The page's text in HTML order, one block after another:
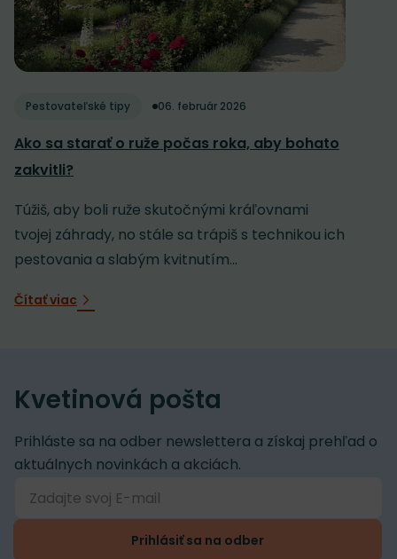
Pestovateľské tipy 06. február 2026
Ako sa starať o ruže počas roka, aby bohato
zakvitli?
Túžiš, aby boli ruže skutočnými kráľovnami
tvojej záhrady, no stále sa trápiš s technikou ich
pestovania a slabým kvitnutím...
Čítať viac
Kvetinová pošta
Prihláste sa na odber newslettera a získaj prehľad o
aktuálnych novinkách a akciách.
Prihlásiť sa na odber